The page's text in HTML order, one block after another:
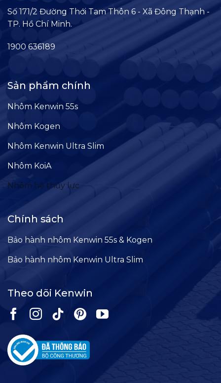
Số 171/2 Đường Thới Tam Thôn 6 - Xã Đông Thạnh -
TP. Hồ Chí Minh.
1900 636189
Sản phẩm chính
Nhôm Kenwin 55s
Nhôm Kogen
Nhôm Kenwin Ultra Slim
Nhôm KoiA
Nhôm hệ thủy lực
Chính sách
Bảo hành nhôm Kenwin 55s & Kogen
Bảo hành nhôm Kenwin Ultra Slim
Theo dõi Kenwin